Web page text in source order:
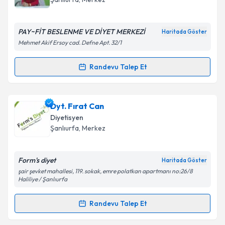
Kişisel verilerimin işlenmesine ilişkin
Metni'ni okudum ve kişisel verilerimin belirtilen
Takvim Talebini Gönder
PAY~FİT BESLENME VE DİYET MERKEZİ Haritada Göster
Mehmet Akif Ersoy cad. Defne Apt. 32/1
Randevu Talep Et
Randevu Takvimi Talebi
Dyt. Hatice Paydaşiçin randevu takvimi talebi
oluşturun. Size bu uzmandan randevu almanız için bir
takvim hazırlandığında e-posta ile bilgilendireceğiz.
Kişisel verilerimin işlenmesine ilişkinAydınlatma
'ni okudum ve kişisel verilerimin belirtilen
kapsamda işlenmesini kabul ediyorum.
Dyt. Fırat Can
Diyetisyen
Şanlıurfa, Merkez
Form's diyet Haritada Göster
şair şevket mahallesi, 119. sokak, emre polatkan apartmanı no:26/8
Haliliye / Şanlıurfa
Randevu Talep Et
Randevu Takvimi Talebi